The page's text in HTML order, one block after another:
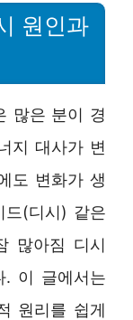
원인과
많은 분이 경
지 대사가 변
도 변화가 생
드(디시) 같은
많아짐 디시
. 이 글에서는
원리를 쉽게